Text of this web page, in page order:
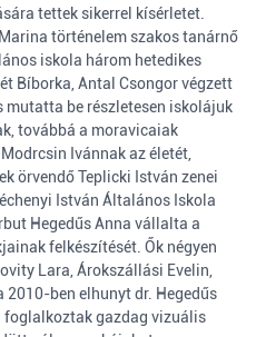
tettek sikerrel kísérletet.
történelem szakos tanárnő
iskola három hetedikes
Bíborka, Antal Csongor végzett
be részletesen iskolájuk
továbbá a moravicaiak
Ivánnak az életét,
örvendő Teplicki István zenei
István Általános Iskola
Hegedűs Anna vállalta a
felkészítését. Ők négyen
Lara, Árokszállási Evelin,
2010-ben elhunyt dr. Hegedűs
foglalkoztak gazdag vizuális